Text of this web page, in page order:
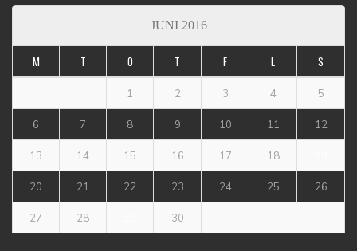
JUNI 2016
M T O T F L S
1 2 3 4 5
6 7 8 9 10 11 12
13 14 15 16 17 18
20 21 22 23 24 25 26
27 28 30